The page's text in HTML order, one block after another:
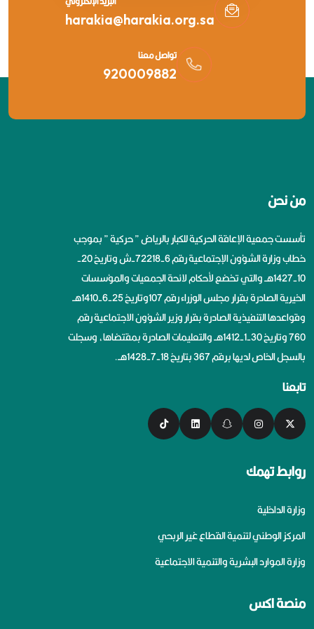
تواصل معنا
920009882
harakia@harakia.org.sa
من نحن
تأسست جمعية الإعاقة الحركية للكبار بالرياض ” حركية ” بموجب
خطاب وزارة الشؤون الإجتماعية رقم 6-72218-ش وتاريخ 20-
10-1427هــ والتي تخضع لأحكام لائحة الجمعيات والمؤسسات
الخيرية الصادرة بقرار مجلس الوزراء رقم 107وتاريخ 25-6-1410هــ
وقواعدها التنفيذية الصادرة بقرار وزير الشؤون الاجتماعية رقم
760 وتاريخ 30-1-1412هــ والتعليمات الصادرة بمقتضاها، وسجلت
بالسجل الخاص لديها برقم 367 بتاريخ 18-7-1428هــ.
تابعنا
روابط تهمك
وزارة الداخلية
المركز الوطني لتنمية القطاع غير الربحي
وزارة الموارد البشرية والتنمية الاجتماعية
منصة اكس